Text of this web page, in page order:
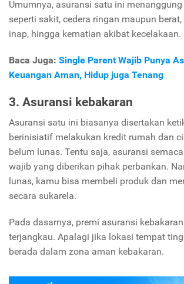
Umumnya, asuransi satu ini
seperti sakit, cedera ringan maupun
inap, hingga kematian akibat kecelakaan.
Baca Juga: Single Parent Wajib Punya
Keuangan Aman, Hidup juga Tenang
3. Asuransi kebakaran
Asuransi satu ini biasanya disertakan
berinisiatif melakukan kredit rumah dan
belum lunas. Tentu saja, asuransi
wajib yang diberikan pihak perbankan.
lunas, kamu bisa membeli produk dan
secara sukarela.
Pada dasarnya, premi asuransi
terjangkau. Apalagi jika lokasi tempat
berada dalam zona aman kebakaran.